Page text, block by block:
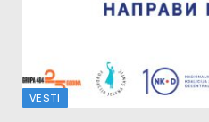
VESTI